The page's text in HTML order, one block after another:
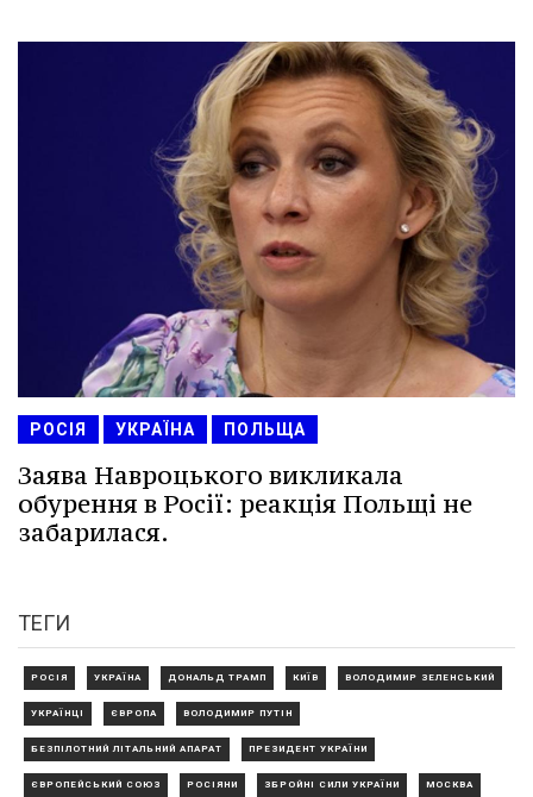
РОСІЯ УКРАЇНА ПОЛЬЩА
Заява Навроцького викликала
обурення в Росії: реакція Польщі не
забарилася.
ТЕГИ
РОСІЯ УКРАЇНА ДОНАЛЬД ТРАМП КИЇВ ВОЛОДИМИР ЗЕЛЕНСЬКИЙ
УКРАЇНЦІ ЄВРОПА ВОЛОДИМИР ПУТІН
БЕЗПІЛОТНИЙ ЛІТАЛЬНИЙ АПАРАТ ПРЕЗИДЕНТ УКРАЇНИ
ЄВРОПЕЙСЬКИЙ СОЮЗ РОСІЯНИ ЗБРОЙНІ СИЛИ УКРАЇНИ МОСКВА